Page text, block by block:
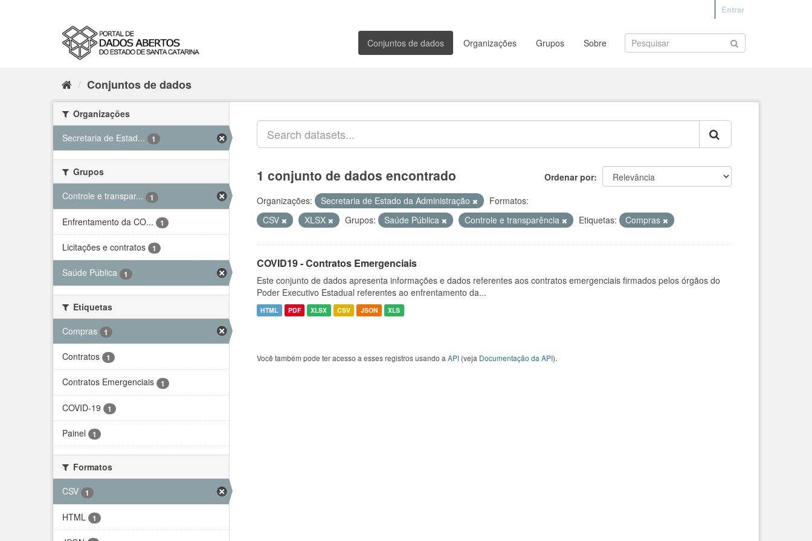
Entrar
Conjuntos de dados Organizações Grupos Sobre
Conjuntos de dados
Organizações
Secretaria de Estad...
1
Grupos
Controle e transpar...
1
Enfrentamento da CO... 1
Licitações e contratos 1
Saúde Pública 1
Etiquetas
Compras
1
Contratos 1
Contratos Emergenciais 1
COVID-19 1
Painel 1
Formatos
CSV
1
HTML 1
Ordenar por
1 conjunto de dados encontrado
Organizações: Secretaria de Estado da Administração
Formatos:
CSV
XLSX Grupos: Saúde Pública Controle e transparência Etiquetas: Compras
COVID19 - Contratos Emergenciais
Este conjunto de dados apresenta informações e dados referentes aos contratos emergenciais firmados pelos órgãos do
Poder Executivo Estadual referentes ao enfrentamento da...
HTML PDF XLSX CSV JSON XLS
Você também pode ter acesso a esses registros usando a API (veja Documentação da API).